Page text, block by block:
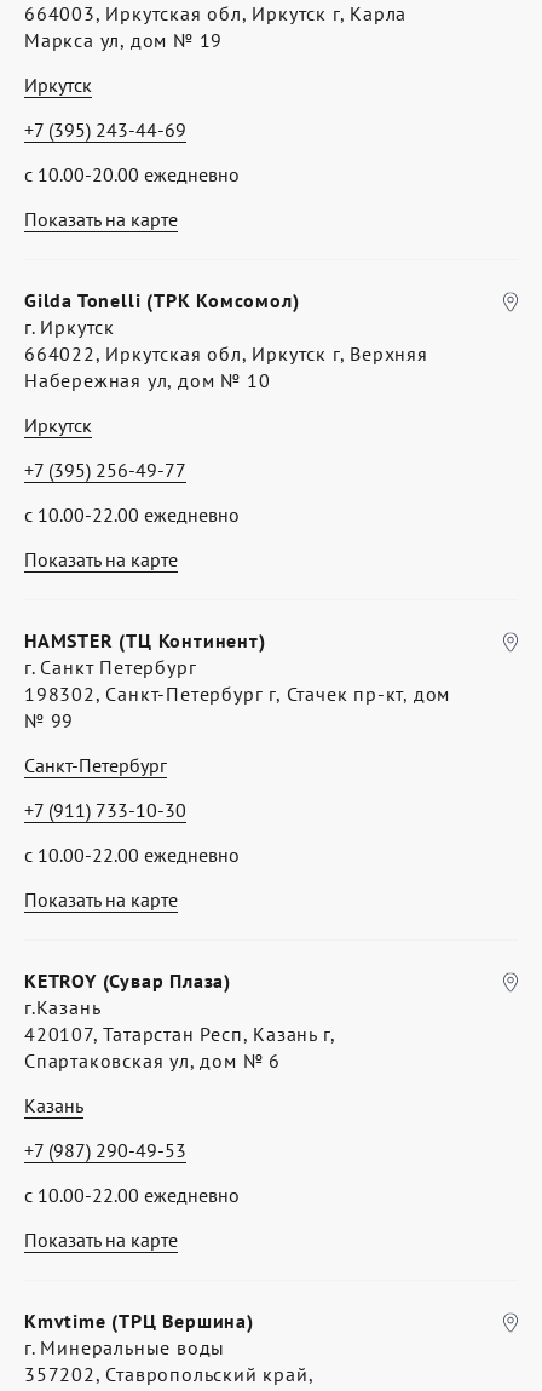
Показать на карте
664003, Иркутская обл, Иркутск г, Карла
Маркса ул, дом № 19
Иркутск
с 10.00-20.00 ежедневно
+7 (395) 243-44-69
Показать на карте
Gilda Tonelli (ТРК Комсомол)
г. Иркутск
664022, Иркутская обл, Иркутск г, Верхняя
Набережная ул, дом № 10
Иркутск
с 10.00-22.00 ежедневно
+7 (395) 256-49-77
Показать на карте
HAMSTER (ТЦ Континент)
г. Санкт Петербург
198302, Санкт-Петербург г, Стачек пр-кт, дом
№ 99
Санкт-Петербург
с 10.00-22.00 ежедневно
+7 (911) 733-10-30
Показать на карте
KETROY (Сувар Плаза)
г.Казань
420107, Татарстан Респ, Казань г,
Спартаковская ул, дом № 6
Казань
с 10.00-22.00 ежедневно
+7 (987) 290-49-53
Kmvtime (ТРЦ Вершина)
г. Минеральные воды
357202, Ставропольский край,